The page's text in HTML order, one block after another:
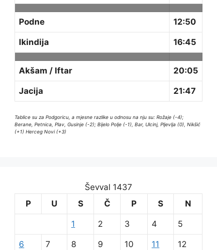
Podne 12:50
Ikindija 16:45
Akšam / Iftar 20:05
Jacija 21:47
Tablice su za Podgoricu, a mjesne razlike u odnosu na nju su: Rožaje (-4);
Berane, Petnica, Plav, Gusinje (-2); Bijelo Polje (-1), Bar, Ulcinj, Pljevlja (0), Nikšić
(+1) Herceg Novi (+3)
Ševval 1437
P
U S Č P S N
1 2 3 4 5
6 7 8 9 10 11 12